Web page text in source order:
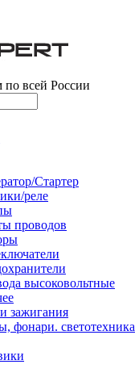
по всей России
Стартер
реле
проводов
высоковольтные
зажигания
фонари. светотехника